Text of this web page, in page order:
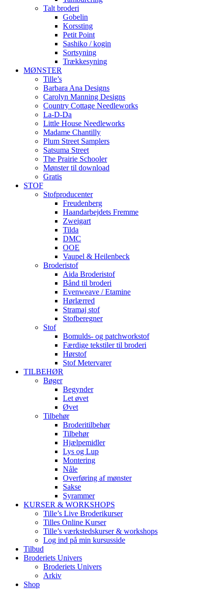
Talt broderi
Gobelin
Korssting
Petit Point
Sashiko / kogin
Sortsyning
Trækkesyning
MØNSTER
Tille’s
Barbara Ana Designs
Carolyn Manning Designs
Country Cottage Needleworks
La-D-Da
Little House Needleworks
Madame Chantilly
Plum Street Samplers
Satsuma Street
The Prairie Schooler
Mønster til download
Gratis
STOF
Stofproducenter
Freudenberg
Haandarbejdets Fremme
Zweigart
Tilda
DMC
OOE
Vaupel & Heilenbeck
Broderistof
Aida Broderistof
Bånd til broderi
Evenweave / Etamine
Hørlærred
Stramaj stof
Stofberegner
Stof
Bomulds- og patchworkstof
Færdige tekstiler til broderi
Hørstof
Stof Metervarer
TILBEHØR
Bøger
Begynder
Let øvet
Øvet
Tilbehør
Broderitilbehør
Tilbehør
Hjælpemidler
Lys og Lup
Montering
Nåle
Overføring af mønster
Sakse
Syrammer
KURSER & WORKSHOPS
Tille’s Live Broderikurser
Tilles Online Kurser
Tille’s værkstedskurser & workshops
Log ind på min kursusside
Tilbud
Broderiets Univers
Broderiets Univers
Arkiv
Shop